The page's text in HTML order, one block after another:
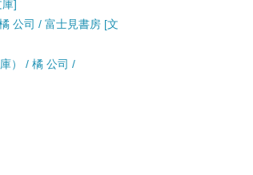
]
公司 / 富士見書房 [文
） / 橘 公司 /